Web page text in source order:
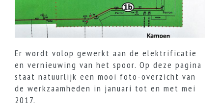
Er wordt volop gewerkt aan de elektrificatie
en vernieuwing van het spoor. Op deze pagina
staat natuurlijk een mooi foto-overzicht van
de werkzaamheden in januari tot en met mei
2017.